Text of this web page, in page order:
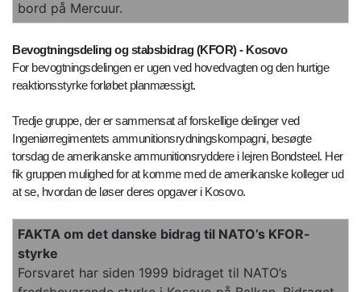
bord på Mercuur.
Bevogtningsdeling og stabsbidrag (KFOR) - Kosovo
For bevogtningsdelingen er ugen ved hovedvagten og den hurtige
reaktionsstyrke forløbet planmæssigt.
Tredje gruppe, der er sammensat af forskellige delinger ved
Ingeniørregimentets ammunitionsrydningskompagni, besøgte
torsdag de amerikanske ammunitionsryddere i lejren Bondsteel. Her
fik gruppen mulighed for at komme med de amerikanske kolleger ud
at se, hvordan de løser deres opgaver i Kosovo.
FAKTA om det danske bidrag til NATO’s KFOR-
styrke
Forsvaret har siden 1999 bidraget til NATO’s